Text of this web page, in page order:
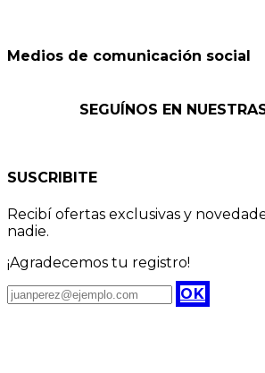
Medios de comunicación social
SEGUÍNOS EN
SUSCRIBITE
Recibí ofertas exclusivas y
nadie.
¡Agradecemos tu registro!
OK